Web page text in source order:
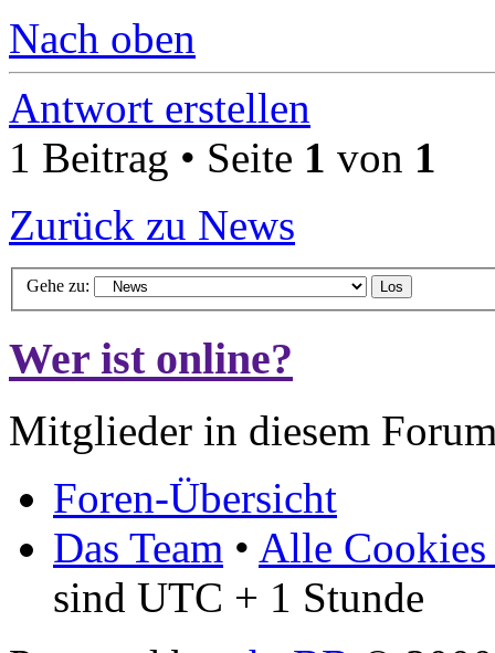
Nach oben
Antwort erstellen
1 Beitrag • Seite 1 von 1
Zurück zu News
Gehe zu:
Wer ist online?
Mitglieder in diesem
Foren-Übersicht
Das Team • Alle Cookies
sind UTC + 1 Stunde